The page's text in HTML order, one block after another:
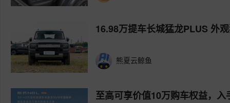
16.98万提车长城猛龙PLUS 外
熊夏云鲸鱼
至高可享价值10万购车权益，